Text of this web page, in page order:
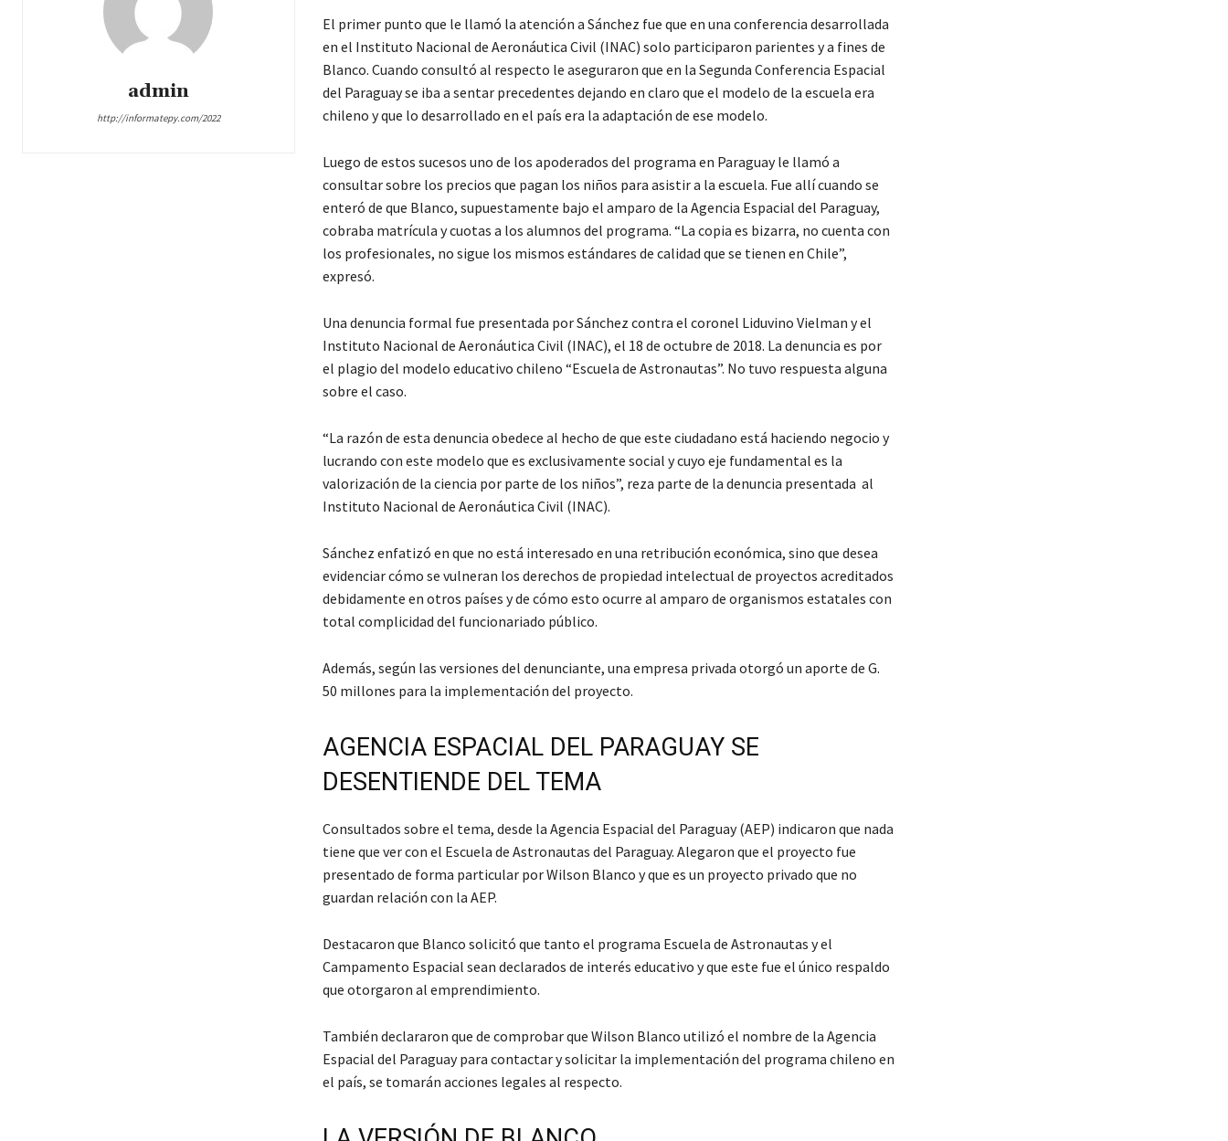
admin
http://informatepy.com/2022
El primer punto que le llamó la atención a Sánchez fue que en una conferencia desarrollada
en el Instituto Nacional de Aeronáutica Civil (INAC) solo participaron parientes y a fines de
Blanco. Cuando consultó al respecto le aseguraron que en la Segunda Conferencia Espacial
del Paraguay se iba a sentar precedentes dejando en claro que el modelo de la escuela era
chileno y que lo desarrollado en el país era la adaptación de ese modelo.
Luego de estos sucesos uno de los apoderados del programa en Paraguay le llamó a
consultar sobre los precios que pagan los niños para asistir a la escuela. Fue allí cuando se
enteró de que Blanco, supuestamente bajo el amparo de la Agencia Espacial del Paraguay,
cobraba matrícula y cuotas a los alumnos del programa. “La copia es bizarra, no cuenta con
los profesionales, no sigue los mismos estándares de calidad que se tienen en Chile”,
expresó.
Una denuncia formal fue presentada por Sánchez contra el coronel Liduvino Vielman y el
Instituto Nacional de Aeronáutica Civil (INAC), el 18 de octubre de 2018. La denuncia es por
el plagio del modelo educativo chileno “Escuela de Astronautas”. No tuvo respuesta alguna
sobre el caso.
“La razón de esta denuncia obedece al hecho de que este ciudadano está haciendo negocio y
lucrando con este modelo que es exclusivamente social y cuyo eje fundamental es la
valorización de la ciencia por parte de los niños”, reza parte de la denuncia presentada al
Instituto Nacional de Aeronáutica Civil (INAC).
Sánchez enfatizó en que no está interesado en una retribución económica, sino que desea
evidenciar cómo se vulneran los derechos de propiedad intelectual de proyectos acreditados
debidamente en otros países y de cómo esto ocurre al amparo de organismos estatales con
total complicidad del funcionariado público.
Además, según las versiones del denunciante, una empresa privada otorgó un aporte de G.
50 millones para la implementación del proyecto.
AGENCIA ESPACIAL DEL PARAGUAY SE
DESENTIENDE DEL TEMA
Consultados sobre el tema, desde la Agencia Espacial del Paraguay (AEP) indicaron que nada
tiene que ver con el Escuela de Astronautas del Paraguay. Alegaron que el proyecto fue
presentado de forma particular por Wilson Blanco y que es un proyecto privado que no
guardan relación con la AEP.
Destacaron que Blanco solicitó que tanto el programa Escuela de Astronautas y el
Campamento Espacial sean declarados de interés educativo y que este fue el único respaldo
que otorgaron al emprendimiento.
También declararon que de comprobar que Wilson Blanco utilizó el nombre de la Agencia
Espacial del Paraguay para contactar y solicitar la implementación del programa chileno en
el país, se tomarán acciones legales al respecto.